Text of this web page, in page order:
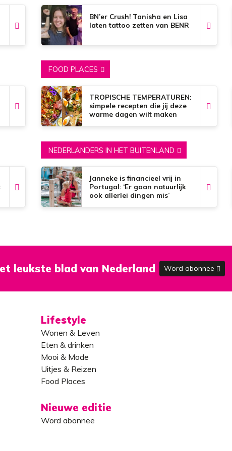
BN’er Crush! Tanisha en Lisa
laten tattoo zetten van BENR
FOOD PLACES
TROPISCHE TEMPERATUREN:
simpele recepten die jij deze
warme dagen wilt maken
NEDERLANDERS IN HET BUITENLAND
Janneke is financieel vrij in
Portugal: ‘Er gaan natuurlijk
ook allerlei dingen mis’
leukste blad van Nederland Word abonnee
Lifestyle
Wonen & Leven
Eten & drinken
Mooi & Mode
Uitjes & Reizen
Food Places
Nieuwe editie
Word abonnee